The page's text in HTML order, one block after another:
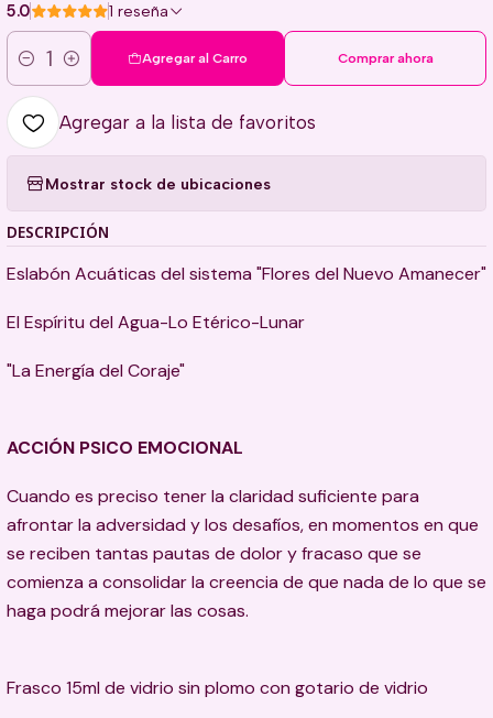
5.0 1 reseña
Cantidad
Agregar al Carro Comprar ahora
Agregar a la lista de favoritos
Mostrar stock de ubicaciones
DESCRIPCIÓN
Eslabón Acuáticas del sistema "Flores del Nuevo Amanecer"
El Espíritu del Agua-Lo Etérico-Lunar
"La Energía del Coraje"
ACCIÓN PSICO EMOCIONAL
Cuando es preciso tener la claridad suficiente para
afrontar la adversidad y los desafíos, en momentos en que
se reciben tantas pautas de dolor y fracaso que se
comienza a consolidar la creencia de que nada de lo que se
haga podrá mejorar las cosas.
Frasco 15ml de vidrio sin plomo con gotario de vidrio